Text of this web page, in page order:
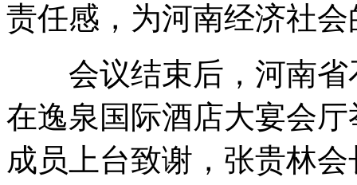
责任感，为河南经济社
会议结束后，河南省
在逸泉国际酒店大宴会
成员上台致谢，张贵林